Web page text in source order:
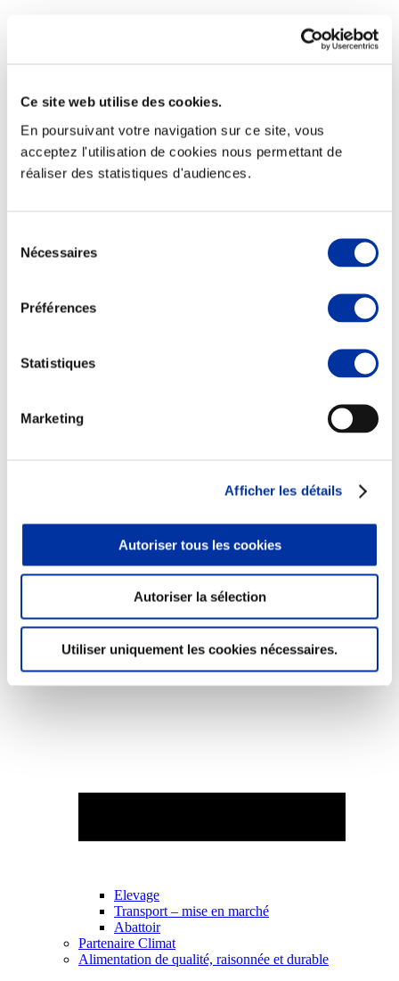
Ce site web utilise des cookies.
En poursuivant votre navigation sur ce site, vous
acceptez l'utilisation de cookies nous permettant de
réaliser des statistiques d'audiences.
Nécessaires
Préférences
Statistiques
Marketing
Afficher les détails
Autoriser tous les cookies
Autoriser la sélection
Utiliser uniquement les cookies nécessaires.
Rapport RSO
Le MANIFESTE
Outils collectifs de progrès
La plateforme des initiatives sociétales
Valorisation de l’herbe
Autonomie des élevages
Economie de ressources
Evaluation environnementale
Bien-être, Protection et Santé des animaux
Elevage
Transport – mise en marché
Abattoir
Partenaire Climat
Alimentation de qualité, raisonnée et durable